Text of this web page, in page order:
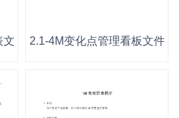
文件模板.xls
2.1-4M变化点管理看板文件模